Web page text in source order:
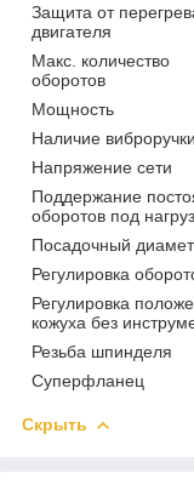
Защита от
двигателя
Макс. количество
оборотов
Мощность
Наличие виброручки
Напряжение сети
Поддержание
оборотов под
Посадочный
Регулировка
Регулировка
кожуха без
Резьба шпинделя
Суперфланец
Скрыть